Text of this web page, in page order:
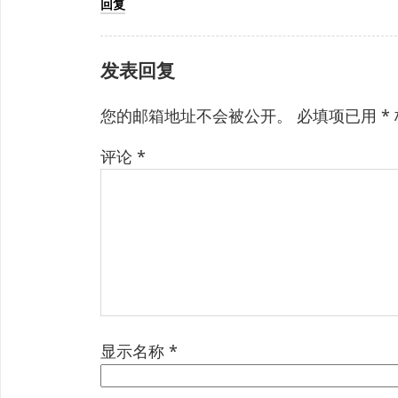
回复
发表回复
您的邮箱地址不会被公开。 必填项已用 *
评论 *
显示名称 *